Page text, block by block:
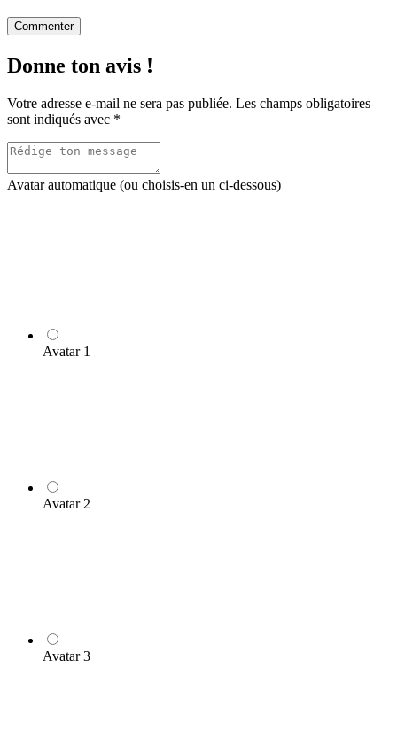
Commenter
Donne ton avis !
Votre adresse e-mail ne sera pas publiée. Les champs obligatoires
sont indiqués avec *
Avatar automatique (ou choisis-en un ci-dessous)
Avatar 1
Avatar 2
Avatar 3